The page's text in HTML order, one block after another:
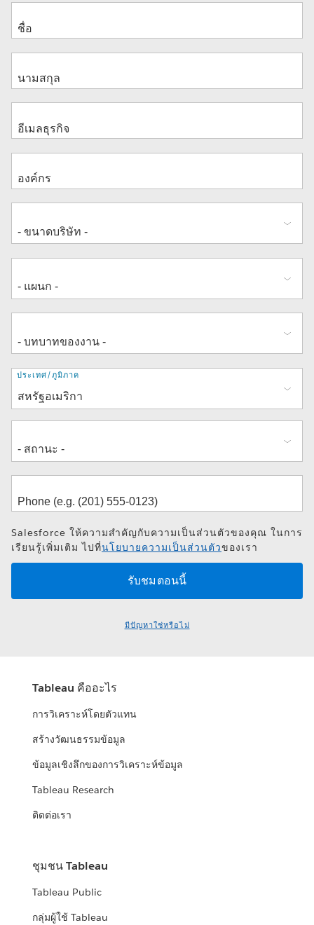
ที่
อยู่
ประเทศ/ภูมิภาค
Salesforce ให้ความสำคัญกับความเป็นส่วนตัวของคุณ ในการ
เรียนรู้เพิ่มเติม ไปที่นโยบายความเป็นส่วนตัวของเรา
มีปัญหาใช่หรือไม่
Tableau คืออะไร
การวิเคราะห์โดยตัวแทน
สร้างวัฒนธรรมข้อมูล
ข้อมูลเชิงลึกของการวิเคราะห์ข้อมูล
Tableau Research
ติดต่อเรา
ชุมชน Tableau
Tableau Public
กลุ่มผู้ใช้ Tableau